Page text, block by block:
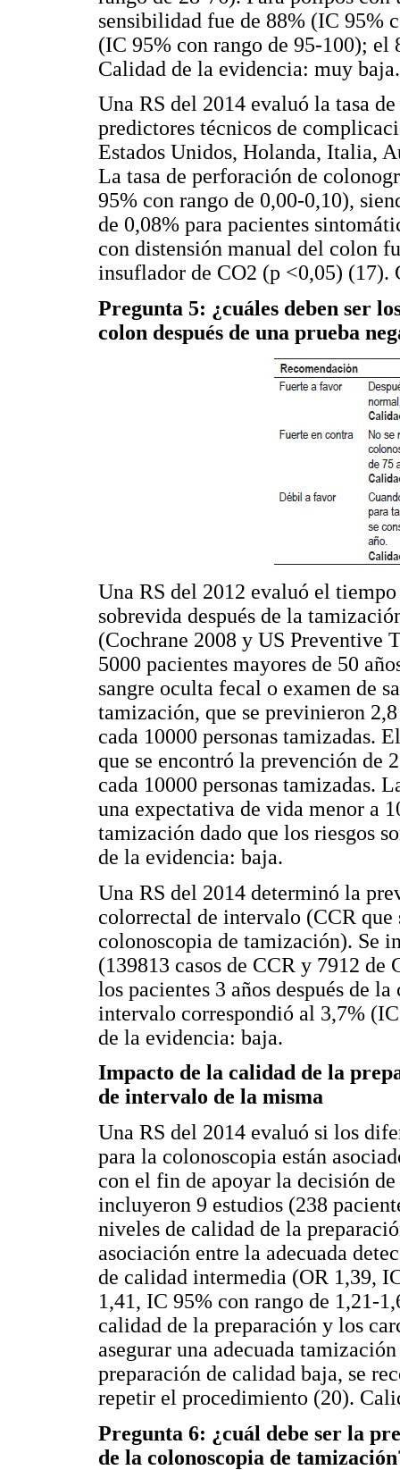
sensibilidad fue de 88% (IC 95%
(IC 95% con rango de 95-100); el
Calidad de la evidencia: muy baja.
Una RS del 2014 evaluó la tasa
predictores técnicos de
Estados Unidos, Holanda, Italia,
La tasa de perforación de
95% con rango de 0,00-0,10),
de 0,08% para pacientes
con distensión manual del colon
insuflador de CO2 (p <0,05) (17).
Pregunta 5: ¿cuáles deben ser
colon después de una prueba
Una RS del 2012 evaluó el
sobrevida después de la
(Cochrane 2008 y US Preventive
5000 pacientes mayores de 50
sangre oculta fecal o examen de
tamización, que se previnieron
cada 10000 personas tamizadas.
que se encontró la prevención de
cada 10000 personas tamizadas.
una expectativa de vida menor a
tamización dado que los riesgos
de la evidencia: baja.
Una RS del 2014 determinó la
colorrectal de intervalo (CCR que
colonoscopia de tamización). Se
(139813 casos de CCR y 7912
los pacientes 3 años después de
intervalo correspondió al 3,7%
de la evidencia: baja.
Impacto de la calidad de la
de intervalo de la misma
Una RS del 2014 evaluó si los
para la colonoscopia están
con el fin de apoyar la decisión
incluyeron 9 estudios (238
niveles de calidad de la
asociación entre la adecuada
de calidad intermedia (OR 1,39,
1,41, IC 95% con rango de 1,21-
calidad de la preparación y los
asegurar una adecuada
preparación de calidad baja, se
repetir el procedimiento (20).
Pregunta 6: ¿cuál debe ser la
de la colonoscopia de